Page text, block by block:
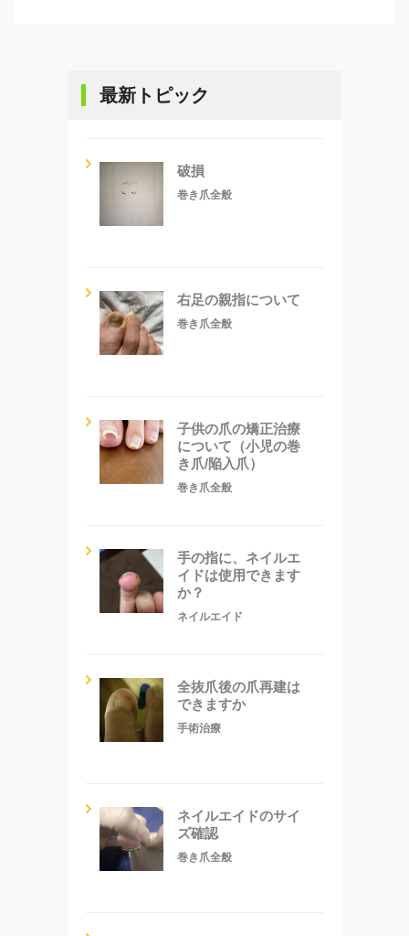
最新トピック
破損
巻き爪全般
右足の親指について
巻き爪全般
子供の爪の矯正治療
について（小児の巻
き爪/陥入爪）
巻き爪全般
手の指に、ネイルエ
イドは使用できます
か？
ネイルエイド
全抜爪後の爪再建は
できますか
手術治療
ネイルエイドのサイ
ズ確認
巻き爪全般